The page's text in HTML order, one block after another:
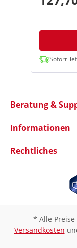
Angriffen.
Daten.
Garantiert
Mail-
Firewall,
Ihren
kümmern
sich in
Mail-
Mails
gesendet
verfügen.
Sofort
Beratung &
Informationen
Rechtliches
* Alle
Versandkosten